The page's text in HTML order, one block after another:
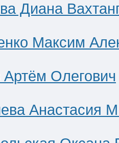
Диана
Максим
Олегович
Анастасия